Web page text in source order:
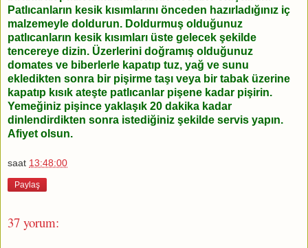
Patlıcanların kesik kısımlarını önceden hazırladığınız iç
malzemeyle doldurun. Doldurmuş olduğunuz
patlıcanların kesik kısımları üste gelecek şekilde
tencereye dizin. Üzerlerini doğramış olduğunuz
domates ve biberlerle kapatıp tuz, yağ ve sunu
ekledikten sonra bir pişirme taşı veya bir tabak üzerine
kapatıp kısık ateşte patlıcanlar pişene kadar pişirin.
Yemeğiniz pişince yaklaşık 20 dakika kadar
dinlendirdikten sonra istediğiniz şekilde servis yapın.
Afiyet olsun.
saat 13:48:00
Paylaş
37 yorum: